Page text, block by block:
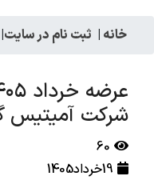
خانه | ثبت نام در سایت|
شرکت آمیتیس
60
19خرداد1405